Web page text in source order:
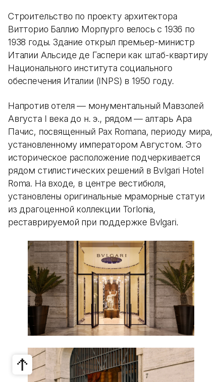
Строительство по проекту архитектора
Витторио Баллио Морпурго велось с 1936 по
1938 годы. Здание открыл премьер-министр
Италии Альсиде де Гаспери как штаб-квартиру
Национального института социального
обеспечения Италии (INPS) в 1950 году.
Напротив отеля — монументальный Мавзолей
Августа I века до н. э., рядом — алтарь Ара
Пачис, посвященный Pax Romana, периоду мира,
установленному императором Августом. Это
историческое расположение подчеркивается
рядом стилистических решений в Bvlgari Hotel
Roma. На входе, в центре вестибюля,
установлены оригинальные мраморные статуи
из драгоценной коллекции Torlonia,
реставрируемой при поддержке Bvlgari.